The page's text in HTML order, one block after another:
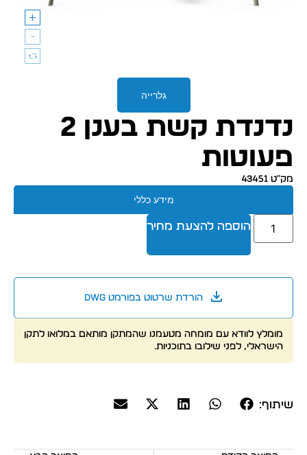
נדנדת קשת בענן 2
פעוטות
מק״ט 43451
מידע כללי
הוספה להצעת מחיר
הורדת שרטוט בפורמט dwg
מומלץ לוודא עם מומחה מטעמנו שהמתקן מותאם במלואו לתקן
הישראלי, לפני שילובו בתוכניות.
שיתוף:
גלרייה